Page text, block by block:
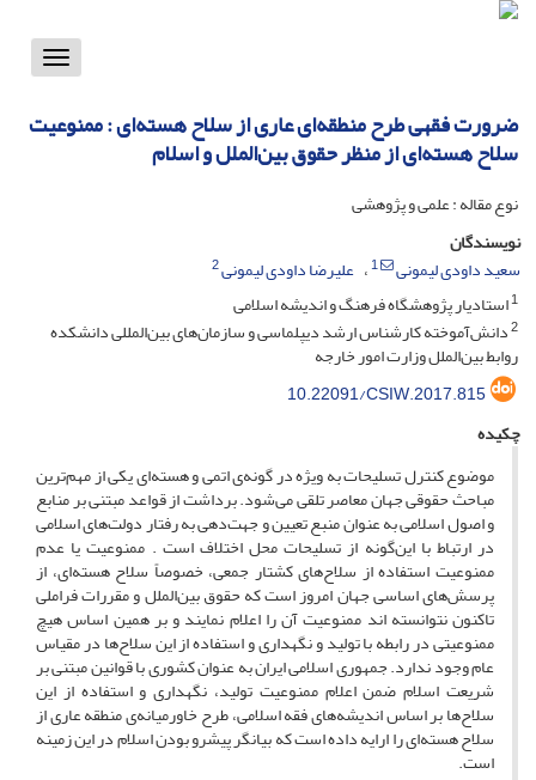
Toggle
ضرورت فقهی طرح منطقه‌ای عاری از سلاح هسته‌ای : ممنوعیت
سلاح هسته‌ای از منظر حقوق بین‌الملل و اسلام
نوع مقاله : علمی و پژوهشی
نویسندگان
سعید داودی لیمونی
1 علیرضا داودی لیمونی2
1استادیار پژوهشگاه فرهنگ و اندیشه اسلامی
2دانش‌آموخته کارشناس ارشد دیپلماسی و سازمان‌های بین‌المللی دانشکده
روابط بین‌الملل وزارت امور خارجه
10.22091/CSIW.2017.815
چکیده
موضوع کنترل تسلیحات به ویژه در گونه‌ی اتمی و هسته‌ای یکی از مهم‌ترین
مباحث حقوقی جهان معاصر تلقی می‌شود. برداشت از قواعد مبتنی بر منابع
و اصول اسلامی به عنوان منبع تعیین و جهت‌دهی به رفتار دولت‌های اسلامی
در ارتباط با این‌گونه از تسلیحات محل اختلاف است . ممنوعیت یا عدم
ممنوعیت استفاده از سلاح‌های کشتار جمعی، خصوصاً سلاح هسته‌ای، از
پرسش‌های اساسی جهان امروز است که حقوق بین‌الملل و مقررات فراملی
تاکنون نتوانسته اند ممنوعیت آن را اعلام نمایند و بر همین اساس هیچ
ممنوعیتی در رابطه با تولید و نگهداری و استفاده از این سلاح‌ها در مقیاس
عام وجود ندارد. جمهوری اسلامی ایران به عنوان کشوری با قوانین مبتنی بر
شریعت اسلام ضمن اعلام ممنوعیت تولید، نگهداری و استفاده از این
سلاح‌ها بر اساس اندیشه‌های فقه اسلامی، طرح خاورمیانه‌ی منطقه عاری از
سلاح هسته‌ای را ارایه داده است که بیانگر پیشرو بودن اسلام در این زمینه
است.